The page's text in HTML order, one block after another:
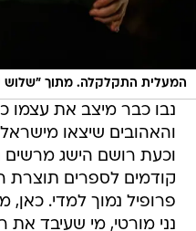
המעלית התקלקלה. מתוך "שלוש
נבו כבר מיצב את עצמו
והאהובים שיצאו
וכעת רושם הישג מרשים
קודמים לספרים
פרופיל נמוך למדי.
נני מורטי, מי שעיבד